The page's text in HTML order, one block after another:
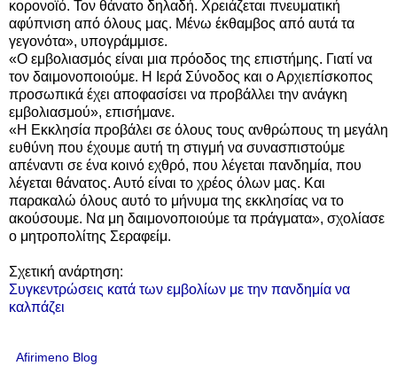
κορονοϊό. Τον θάνατο δηλαδή. Χρειάζεται πνευματική
αφύπνιση από όλους μας. Μένω έκθαμβος από αυτά τα
γεγονότα», υπογράμμισε.
«Ο εμβολιασμός είναι μια πρόοδος της επιστήμης. Γιατί να
τον δαιμονοποιούμε. Η Ιερά Σύνοδος και ο Αρχιεπίσκοπος
προσωπικά έχει αποφασίσει να προβάλλει την ανάγκη
εμβολιασμού», επισήμανε.
«Η Εκκλησία προβάλει σε όλους τους ανθρώπους τη μεγάλη
ευθύνη που έχουμε αυτή τη στιγμή να συνασπιστούμε
απέναντι σε ένα κοινό εχθρό, που λέγεται πανδημία, που
λέγεται θάνατος. Αυτό είναι το χρέος όλων μας. Και
παρακαλώ όλους αυτό το μήνυμα της εκκλησίας να το
ακούσουμε. Να μη δαιμονοποιούμε τα πράγματα», σχολίασε
ο μητροπολίτης Σεραφείμ.
Σχετική ανάρτηση:
Συγκεντρώσεις κατά των εμβολίων με την πανδημία να
καλπάζει
Afirimeno Blog